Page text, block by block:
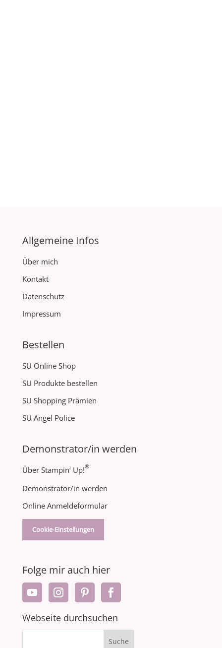
Allgemeine Infos
Über mich
Kontakt
Datenschutz
Impressum
Bestellen
SU Online Shop
SU Produkte bestellen
SU Shopping Prämien
SU Angel Police
Demonstrator/in werden
Über Stampin‘ Up!®
Demonstrator/in werden
Online Anmeldeformular
Cookie-Einstellungen
Folge mir auch hier
Webseite durchsuchen